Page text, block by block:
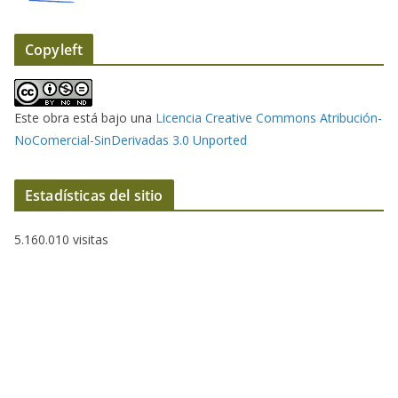
c
o
Copyleft
Este obra está bajo una Licencia Creative Commons Atribución-
NoComercial-SinDerivadas 3.0 Unported
Estadísticas del sitio
5.160.010 visitas